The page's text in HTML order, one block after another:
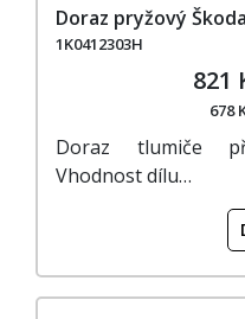
Doraz pryžový
1K0412303H
821
678
Doraz tlumiče
Vhodnost dílu…